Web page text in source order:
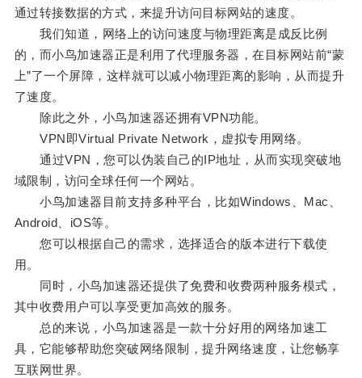
通过转接数据的方式，来提升访问目标网站的速度。
我们知道，网络上的访问速度与物理距离是成反比例
的，而小鸟加速器正是利用了代理服务器，在目标网站前“蒙
上”了一个屏障，这样就可以减小物理距离的影响，从而提升
了速度。
除此之外，小鸟加速器还拥有VPN功能。
VPN即Virtual Private Network，虚拟专用网络。
通过VPN，您可以伪装自己的IP地址，从而实现突破地
域限制，访问全球任何一个网站。
小鸟加速器目前支持多种平台，比如Windows、Mac、
Android、iOS等。
您可以根据自己的需求，选择适合的版本进行下载使
用。
同时，小鸟加速器还提供了免费和收费两种服务模式，
其中收费用户可以享受更加高效的服务。
总的来说，小鸟加速器是一款十分好用的网络加速工
具，它能够帮助您突破网络限制，提升网络速度，让您畅享
互联网世界。